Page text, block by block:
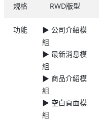
規格
RWD版型
功能
▶ 公司介紹模
組
▶ 最新消息模
組
▶ 商品介紹模
組
▶ 空白頁面模
組